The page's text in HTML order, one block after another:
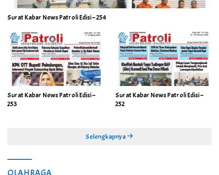
Surat Kabar News Patroli Edisi – 254
Surat Kabar News Patroli Edisi –
253
Surat Kabar News Patroli Edisi –
252
Selengkapnya
OLAHRAGA